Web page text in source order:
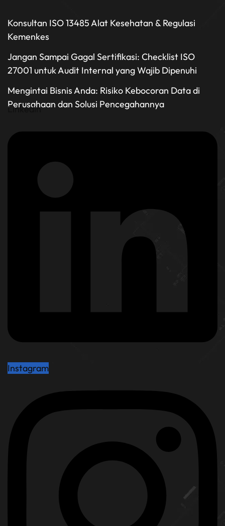
Konsultan ISO 13485 Alat Kesehatan & Regulasi
Kemenkes
Jangan Sampai Gagal Sertifikasi: Checklist ISO
27001 untuk Audit Internal yang Wajib Dipenuhi
Mengintai Bisnis Anda: Risiko Kebocoran Data di
Perusahaan dan Solusi Pencegahannya
Linkedin
Instagram